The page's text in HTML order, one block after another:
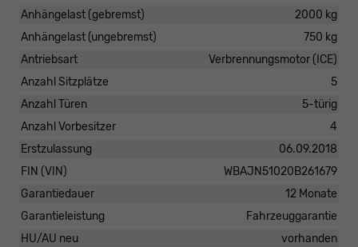
Anhängelast (gebremst)
2000 kg
Anhängelast (ungebremst)
750 kg
Antriebsart
Verbrennungsmotor (ICE)
Anzahl Sitzplätze
5
Anzahl Türen
5-türig
Anzahl Vorbesitzer
4
Erstzulassung
06.09.2018
FIN (VIN)
WBAJN51020B261679
Garantiedauer
12 Monate
Garantieleistung
Fahrzeuggarantie
HU/AU neu
vorhanden